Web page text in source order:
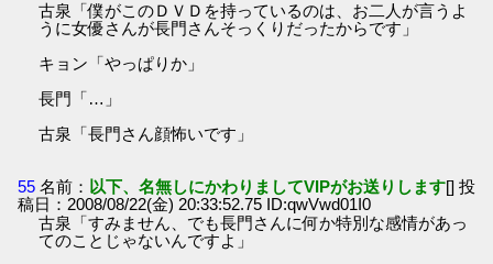
古泉「僕がこのＤＶＤを持っているのは、お二人が言うよ
うに女優さんが長門さんそっくりだったからです」
キョン「やっぱりか」
長門「…」
古泉「長門さん顔怖いです」
55 名前： 以下、名無しにかわりましてVIPがお送りします[] 投
稿日：2008/08/22(金) 20:33:52.75 ID:qwVwd01I0
古泉「すみません、でも長門さんに何か特別な感情があっ
てのことじゃないんですよ」